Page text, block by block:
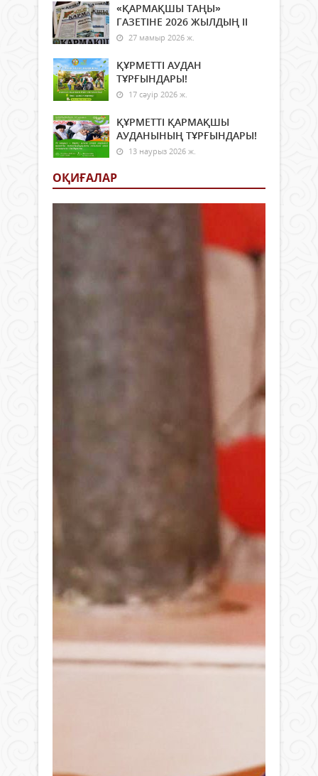
«ҚАРМАҚШЫ ТАҢЫ»
ГАЗЕТІНЕ 2026 ЖЫЛДЫҢ ІI
27 мамыр 2026 ж.
ҚҰРМЕТТІ АУДАН
ТҰРҒЫНДАРЫ!
17 сәуір 2026 ж.
ҚҰРМЕТТІ ҚАРМАҚШЫ
АУДАНЫНЫҢ ТҰРҒЫНДАРЫ!
13 наурыз 2026 ж.
ОҚИҒАЛАР